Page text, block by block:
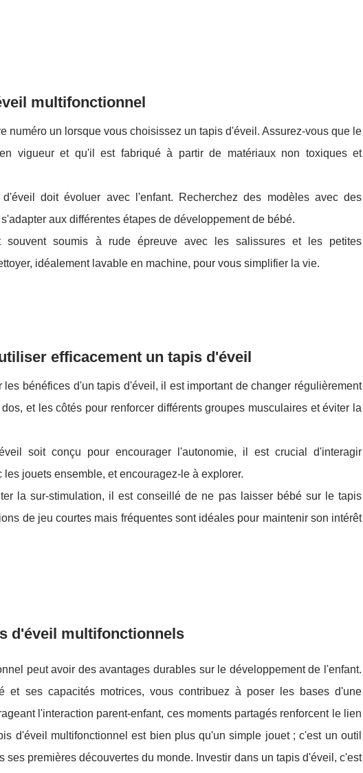
multifonctionnel
numéro un lorsque vous choisissez un tapis d'éveil. Assurez-vous que le
vigueur et qu'il est fabriqué à partir de matériaux non toxiques et
doit évoluer avec l'enfant. Recherchez des modèles avec des
aux différentes étapes de développement de bébé.
soumis à rude épreuve avec les salissures et les petites
idéalement lavable en machine, pour vous simplifier la vie.
efficacement un tapis d'éveil
les bénéfices d'un tapis d'éveil, il est important de changer régulièrement
et les côtés pour renforcer différents groupes musculaires et éviter la
soit conçu pour encourager l'autonomie, il est crucial d'interagir
jouets ensemble, et encouragez-le à explorer.
la sur-stimulation, il est conseillé de ne pas laisser bébé sur le tapis
de jeu courtes mais fréquentes sont idéales pour maintenir son intérêt
d'éveil multifonctionnels
peut avoir des avantages durables sur le développement de l'enfant.
ses capacités motrices, vous contribuez à poser les bases d'une
l'interaction parent-enfant, ces moments partagés renforcent le lien
d'éveil multifonctionnel est bien plus qu'un simple jouet ; c'est un outil
premières découvertes du monde. Investir dans un tapis d'éveil, c'est